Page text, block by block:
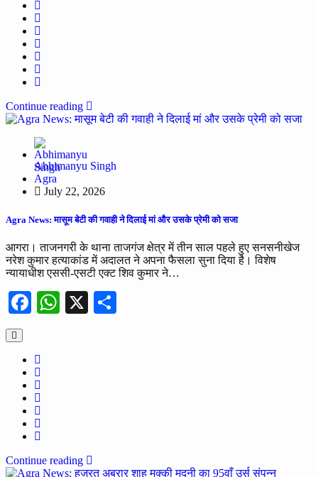
Continue reading
Abhimanyu Singh
Agra
July 22, 2026
Agra News: मासूम बेटी की गवाही ने दिलाई मां और उसके प्रेमी को सजा
आगरा। ताजनगरी के थाना ताजगंज क्षेत्र में तीन साल पहले हुए सनसनीखेज
नरेश कुमार हत्याकांड में अदालत ने अपना फैसला सुना दिया है। विशेष
न्यायाधीश एससी-एसटी एक्ट शिव कुमार ने…
Facebook
WhatsApp
X
Continue reading